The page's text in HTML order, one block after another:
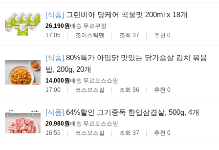
[식품] 그린비아 당케어 곡물맛 200ml x 18개
26,190원배송 무료 쿠팡
17:05
조이스틱맨 조회 37 추천 0
[식품] 80%특가 아임닭 맛있는 닭가슴살 김치 볶음
밥, 200g, 20개
14,000원배송 무료 토스쇼핑
17:00
코스모스길 조회 36 추천 0
[식품] 64%할인 고기중독 한입삼겹살, 500g, 4개
20,980원배송 무료 토스쇼핑
16:55
코스모스길 조회 37 추천 0